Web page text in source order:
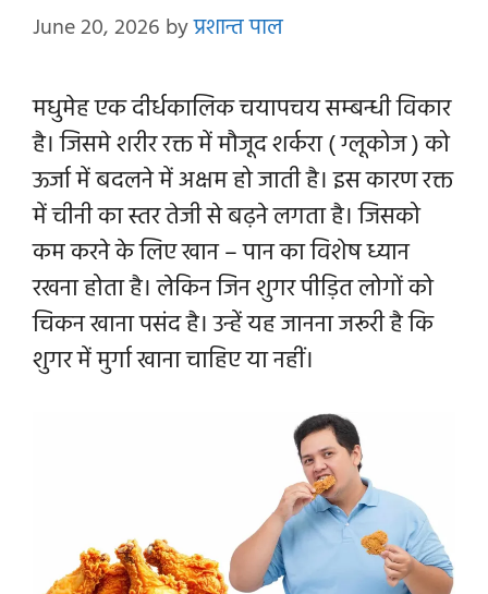
June 20, 2026 byप्रशान्त पाल
मधुमेह एक दीर्धकालिक चयापचय सम्बन्धी विकार
है। जिसमे शरीर रक्त में मौजूद शर्करा ( ग्लूकोज ) को
ऊर्जा में बदलने में अक्षम हो जाती है। इस कारण रक्त
में चीनी का स्तर तेजी से बढ़ने लगता है। जिसको
कम करने के लिए खान – पान का विशेष ध्यान
रखना होता है। लेकिन जिन शुगर पीड़ित लोगों को
चिकन खाना पसंद है। उन्हें यह जानना जरूरी है कि
शुगर में मुर्गा खाना चाहिए या नहीं।